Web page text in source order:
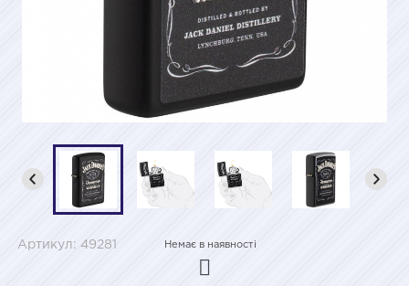
Артикул: 49281 Немає в наявності